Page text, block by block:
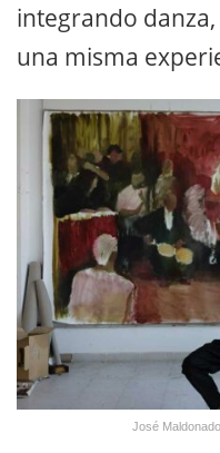
integrando
una misma
José